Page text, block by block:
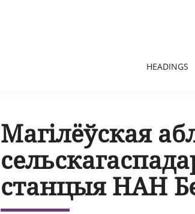
HEADINGS
Магілёўская
станцыя НАН